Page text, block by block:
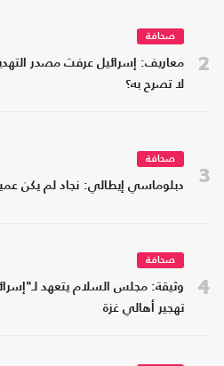
2
صحافة
معاريف: إسرائيل عرفت مصدر
لا تصرح به؟
3
صحافة
دبلوماسي إيطالي: نجاد لم يكن
4
صحافة
وثيقة: مجلس السلام يتعهد
تهجير أهالي غزة